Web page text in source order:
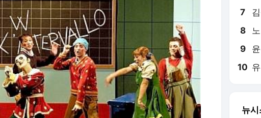
7
8
9
10
뉴시